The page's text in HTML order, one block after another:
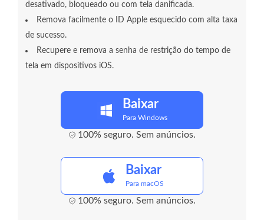
desativado, bloqueado ou com tela danificada.
Remova facilmente o ID Apple esquecido com alta taxa
de sucesso.
Recupere e remova a senha de restrição do tempo de
tela em dispositivos iOS.
Baixar
Para Windows
100% seguro. Sem anúncios.
Baixar
Para macOS
100% seguro. Sem anúncios.